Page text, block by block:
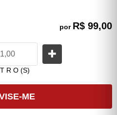
por R$ 99,00
R O (S)
ME